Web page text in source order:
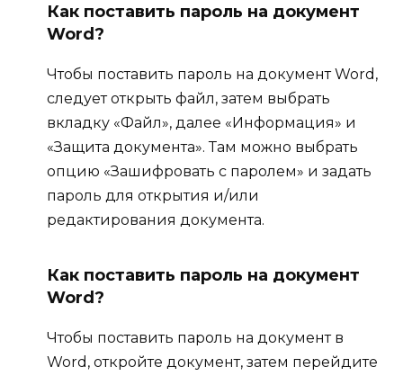
Как поставить пароль на документ
Word?
Чтобы поставить пароль на документ Word,
следует открыть файл, затем выбрать
вкладку «Файл», далее «Информация» и
«Защита документа». Там можно выбрать
опцию «Зашифровать с паролем» и задать
пароль для открытия и/или
редактирования документа.
Как поставить пароль на документ
Word?
Чтобы поставить пароль на документ в
Word, откройте документ, затем перейдите